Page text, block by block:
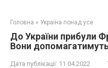
Головна » Україна понад усе
До України прибули
Вони допомагатимуть
Дата публікації: 11.04.2022